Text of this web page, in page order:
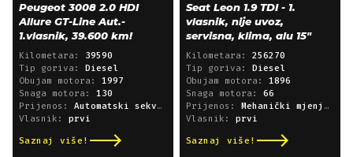
Peugeot 3008 2.0 HDI
Allure GT-Line Aut.-
1.vlasnik, 39.600 km!
Kilometara: 39590
Tip goriva:
Diesel
Obujam motora: 1997
Snaga motora: 130
Prijenos: Automatski sekvencijski
Vlasnik: prvi
Saznaj više!
Seat Leon 1.9 TDI - 1.
vlasnik, nije uvoz,
servisna, klima, alu 15"
Kilometara: 256270
Tip goriva:
Diesel
Obujam motora: 1896
Snaga motora: 66
Prijenos:
Mehanički mjenjač
Vlasnik: prvi
Saznaj više!